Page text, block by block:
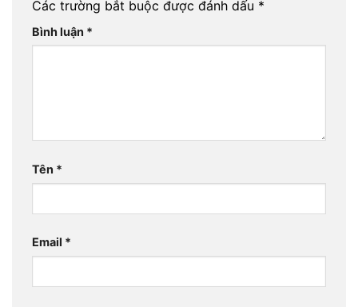
Các trường bắt buộc được đánh dấu *
Bình luận *
Tên *
Email *